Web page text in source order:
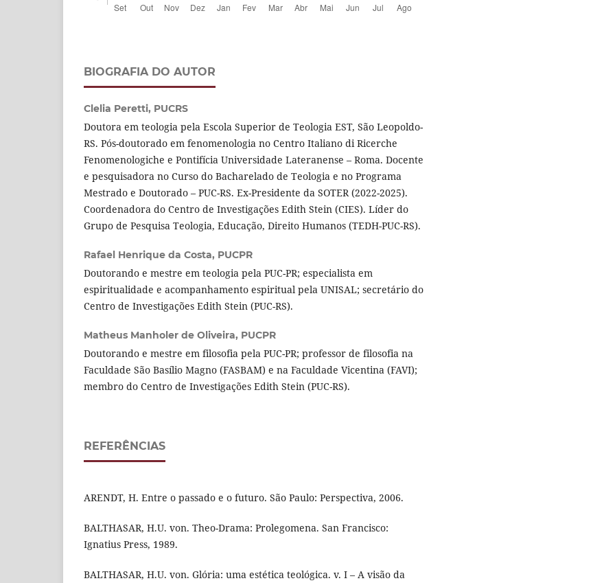
BIOGRAFIA DO AUTOR
Clelia Peretti, PUCRS
Doutora em teologia pela Escola Superior de Teologia EST, São Leopoldo-
RS. Pós-doutorado em fenomenologia no Centro Italiano di Ricerche
Fenomenologiche e Pontifícia Universidade Lateranense – Roma. Docente
e pesquisadora no Curso do Bacharelado de Teologia e no Programa
Mestrado e Doutorado – PUC-RS. Ex-Presidente da SOTER (2022-2025).
Coordenadora do Centro de Investigações Edith Stein (CIES). Líder do
Grupo de Pesquisa Teologia, Educação, Direito Humanos (TEDH-PUC-RS).
Rafael Henrique da Costa, PUCPR
Doutorando e mestre em teologia pela PUC-PR; especialista em
espiritualidade e acompanhamento espiritual pela UNISAL; secretário do
Centro de Investigações Edith Stein (PUC-RS).
Matheus Manholer de Oliveira, PUCPR
Doutorando e mestre em filosofia pela PUC-PR; professor de filosofia na
Faculdade São Basílio Magno (FASBAM) e na Faculdade Vicentina (FAVI);
membro do Centro de Investigações Edith Stein (PUC-RS).
REFERÊNCIAS
ARENDT, H. Entre o passado e o futuro. São Paulo: Perspectiva, 2006.
BALTHASAR, H.U. von. Theo-Drama: Prolegomena. San Francisco:
Ignatius Press, 1989.
BALTHASAR, H.U. von. Glória: uma estética teológica. v. I – A visão da